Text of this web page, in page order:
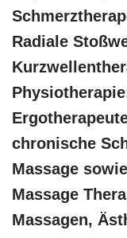
Radiale
chronische
Massage
Massage
Massagen,